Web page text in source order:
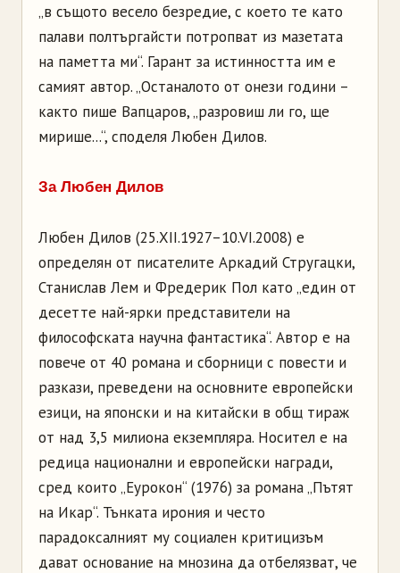
„в същото весело безредие, с което те като
палави полтъргайсти потропват из мазетата
на паметта ми“. Гарант за истинността им е
самият автор. „Останалото от онези години –
както пише Вапцаров, „разровиш ли го, ще
мирише...“, споделя Любен Дилов.
За Любен Дилов
Любен Дилов (25.XII.1927–10.VI.2008) е
определян от писателите Аркадий Стругацки,
Станислав Лем и Фредерик Пол като „един от
десетте най-ярки представители на
философската научна фантастика“. Автор е на
повече от 40 романа и сборници с повести и
разкази, преведени на основните европейски
езици, на японски и на китайски в общ тираж
от над 3,5 милиона екземпляра. Носител е на
редица национални и европейски награди,
сред които „Еурокон“ (1976) за романа „Пътят
на Икар“. Тънката ирония и често
парадоксалният му социален критицизъм
дават основание на мнозина да отбелязват, че